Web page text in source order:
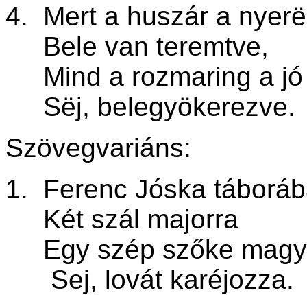
4. Mert a huszár a
Bele van teremtve,
Mind a rozmaring a jó
Sëj, belegyökerezve.
Szövegvariáns:
1. Ferenc Jóska
Két szál majorra
Egy szép szőke
Sej, lovát karéjozza.